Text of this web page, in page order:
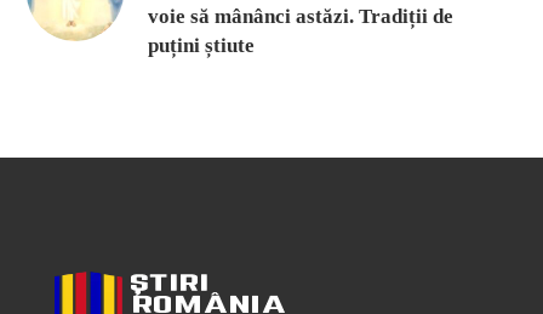
voie să mânânci astăzi. Tradiții de
puțini știute